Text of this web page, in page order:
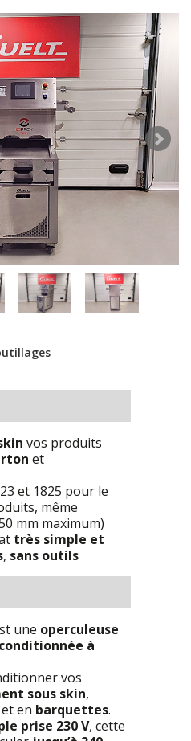
vos produits
et
et 1825 pour le
même
mm maximum)
très simple et
, sans outils
une operculeuse
à
vos
sous skin,
et en barquettes.
prise 230 V, cette